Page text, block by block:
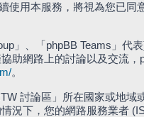
使用本服務，將視為您已同
」、「phpBB Teams」代
助網路上的討論以及交流，
。
討論區」所在國家或地域
況下，您的網路服務業者